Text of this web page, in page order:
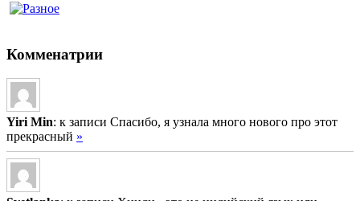
Комменатрии
Yiri Min: к записи Спасибо, я узнала много нового про этот
прекрасный »